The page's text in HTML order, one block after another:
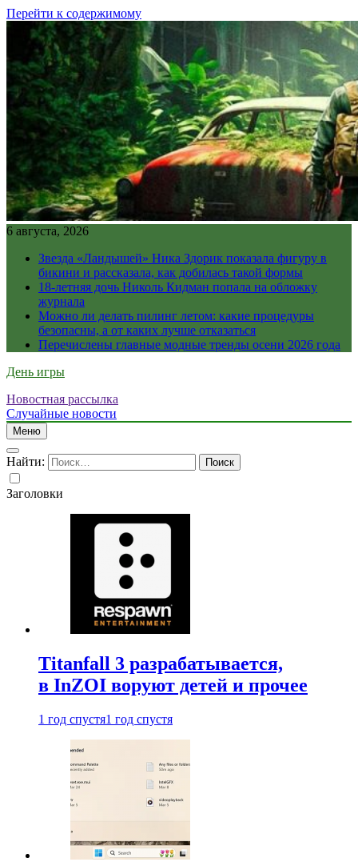
Перейти к содержимому
6 августа, 2026
Звезда «Ландышей» Ника Здорик показала фигуру в
бикини и рассказала, как добилась такой формы
18-летняя дочь Николь Кидман попала на обложку
журнала
Можно ли делать пилинг летом: какие процедуры
безопасны, а от каких лучше отказаться
Перечислены главные модные тренды осени 2026 года
День игры
Новостная рассылка
Случайные новости
Меню
Найти:
Заголовки
Titanfall 3 разрабатывается,
в InZOI воруют детей и прочее
1 год спустя1 год спустя